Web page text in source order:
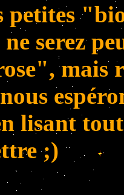
petites
serez
mais
lisant
;)